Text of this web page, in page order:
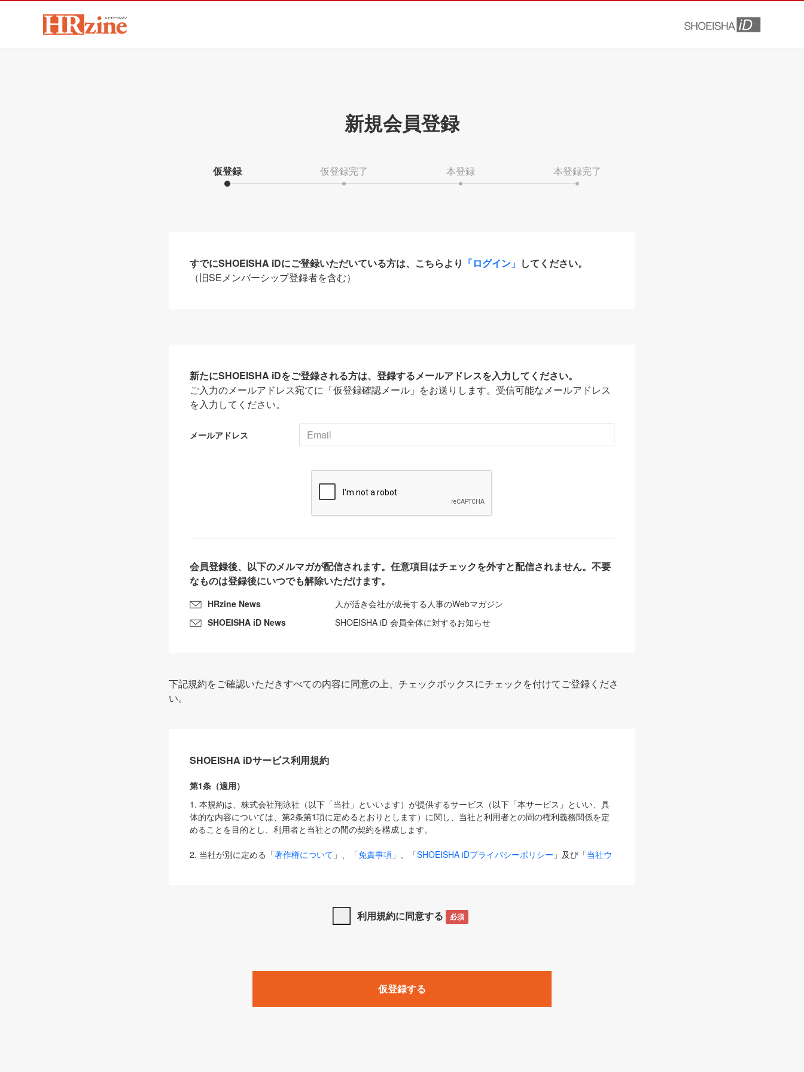
新規会員登録
仮登録 仮登録完了 本登録 本登録完了
すでにSHOEISHA iDにご登録いただいている方は、こちらより 「ログイン」 してください。
（旧SEメンバーシップ登録者を含む）
新たにSHOEISHA iDをご登録される方は、登録するメールアドレスを入力してください。
ご入力のメールアドレス宛てに「仮登録確認メール」をお送りします。受信可能なメールアドレス
を入力してください。
メールアドレス
会員登録後、以下のメルマガが配信されます。任意項目はチェックを外すと配信されません。不要
なものは登録後にいつでも解除いただけます。
HRzine News
人が活き会社が成長する人事のWebマガジン
SHOEISHA iD News
SHOEISHA iD 会員全体に対するお知らせ
下記規約をご確認いただきすべての内容に同意の上、チェックボックスにチェックを付けてご登録くださ
い。
SHOEISHA iDサービス利用規約
第1条（適用）
1. 本規約は、株式会社翔泳社（以下「当社」といいます）が提供するサービス（以下「本サービス」といい、具
体的な内容については、第2条第1項に定めるとおりとします）に関し、当社と利用者との間の権利義務関係を定
めることを目的とし、利用者と当社との間の契約を構成します。
2. 当社が別に定める「著作権について 」、「免責事項 」、「SHOEISHA iDプライバシーポリシー 」及び「当社ウ
は、本規約の規定が優先して適用されるものとします。
1. 「本サービス」とは、当社が提供する以下のサービス（名称や内容が変更された場合、変更後のサービスを含
みます）及びこれらサービスに関連して当社が実施するイベントやキャンペーンをいいます。
「SEBook」「SEShop」「CodeZine」「MarkeZine」「EnterpriseZine」「ECzine」「Biz/Zine」「HRzine」
利用規約に同意する 必須
仮登録する